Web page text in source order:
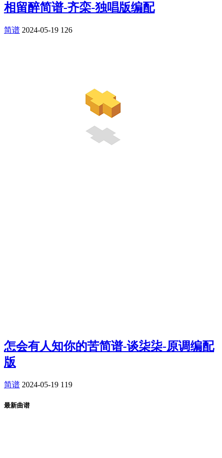
相留醉简谱-齐栾-独唱版编配
简谱 2024-05-19 126
怎会有人知你的苦简谱-谈柒柒-原调编配
版
简谱 2024-05-19 119
最新曲谱